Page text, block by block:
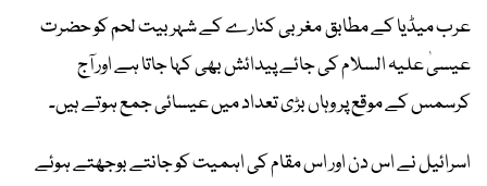
عرب میڈیا کے مطابق مغربی کنارے کے شہر بیت لحم کو حضرت
عیسیٰ علیہ السلام کی جائے پیدائش بھی کہا جاتا ہے اور آج
کرسمس کے موقع پر وہاں بڑی تعداد میں عیسائی جمع ہوتے ہیں۔
اسرائیل نے اس دن اور اس مقام کی اہمیت کو جانتے بوجھتے ہوئے